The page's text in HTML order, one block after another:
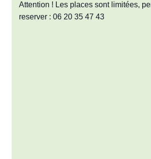
Attention ! Les places sont limitées,
reserver : 06 20 35 47 43